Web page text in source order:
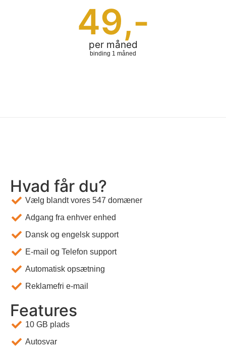
per måned
49,-
binding 1 måned
Hvad får du?
Vælg blandt vores 547 domæner
Adgang fra enhver enhed
Dansk og engelsk support
E-mail og Telefon support
Automatisk opsætning
Reklamefri e-mail
Features
10 GB plads
Autosvar